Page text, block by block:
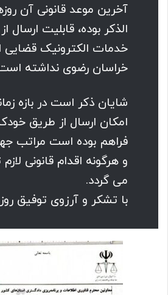
آخرین موعد قانونى آن
الذکر بوده، قابلیت ارسال
خدمات الکترونیک قضایى
خراسان رضوى نداشته
شایان ذکر است در بازه
امکان ارسال از طریق
فراهم بوده است مراتب
و هرگونه اقدام قانونى
مى گردد.
با تشکر و آرزوى توفیق